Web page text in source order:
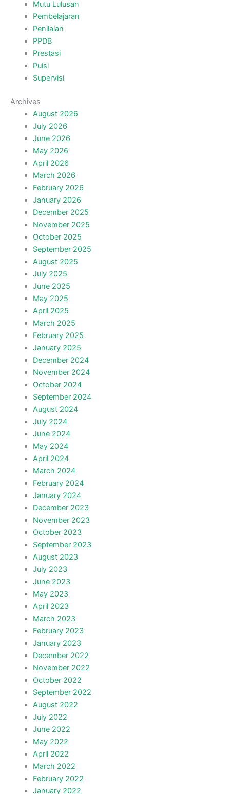
Mutu Lulusan
Pembelajaran
Penilaian
PPDB
Prestasi
Puisi
Supervisi
Archives
August 2026
July 2026
June 2026
May 2026
April 2026
March 2026
February 2026
January 2026
December 2025
November 2025
October 2025
September 2025
August 2025
July 2025
June 2025
May 2025
April 2025
March 2025
February 2025
January 2025
December 2024
November 2024
October 2024
September 2024
August 2024
July 2024
June 2024
May 2024
April 2024
March 2024
February 2024
January 2024
December 2023
November 2023
October 2023
September 2023
August 2023
July 2023
June 2023
May 2023
April 2023
March 2023
February 2023
January 2023
December 2022
November 2022
October 2022
September 2022
August 2022
July 2022
June 2022
May 2022
April 2022
March 2022
February 2022
January 2022